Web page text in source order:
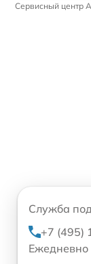
Сервисный центр
Служба
+7 (495)
Ежедневно